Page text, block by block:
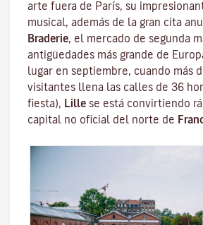
arte fuera de París, su
musical, además de la gran cita
Braderie, el mercado de segunda
antigüedades más grande de
lugar en septiembre, cuando más
visitantes llena las calles de 36
fiesta), Lille se está convirtiendo
capital no oficial del norte de